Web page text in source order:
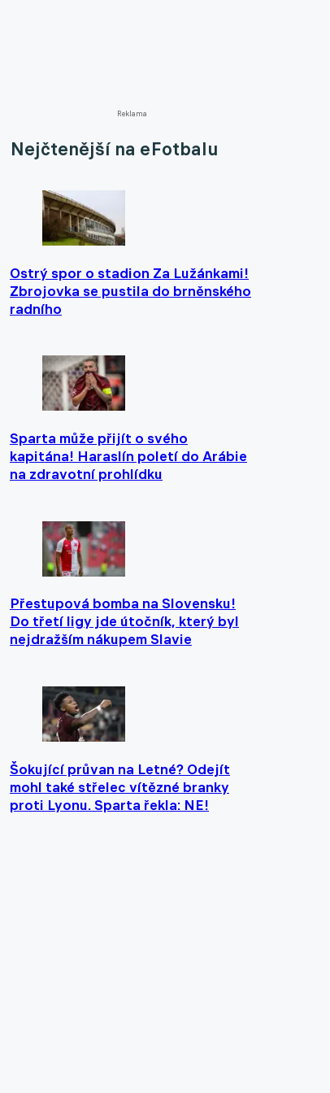
Reklama
Nejčtenější na eFotbalu
Ostrý spor o stadion Za Lužánkami!
Zbrojovka se pustila do brněnského
radního
Sparta může přijít o svého
kapitána! Haraslín poletí do Arábie
na zdravotní prohlídku
Přestupová bomba na Slovensku!
Do třetí ligy jde útočník, který byl
nejdražším nákupem Slavie
Šokující průvan na Letné? Odejít
mohl také střelec vítězné branky
proti Lyonu. Sparta řekla: NE!